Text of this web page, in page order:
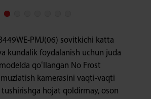
PMJ(06) sovitkichi katta
kundalik foydalanish uchun juda
qoʻllangan No Frost
kamerasini vaqti-vaqti
hojat qoldirmay, oson